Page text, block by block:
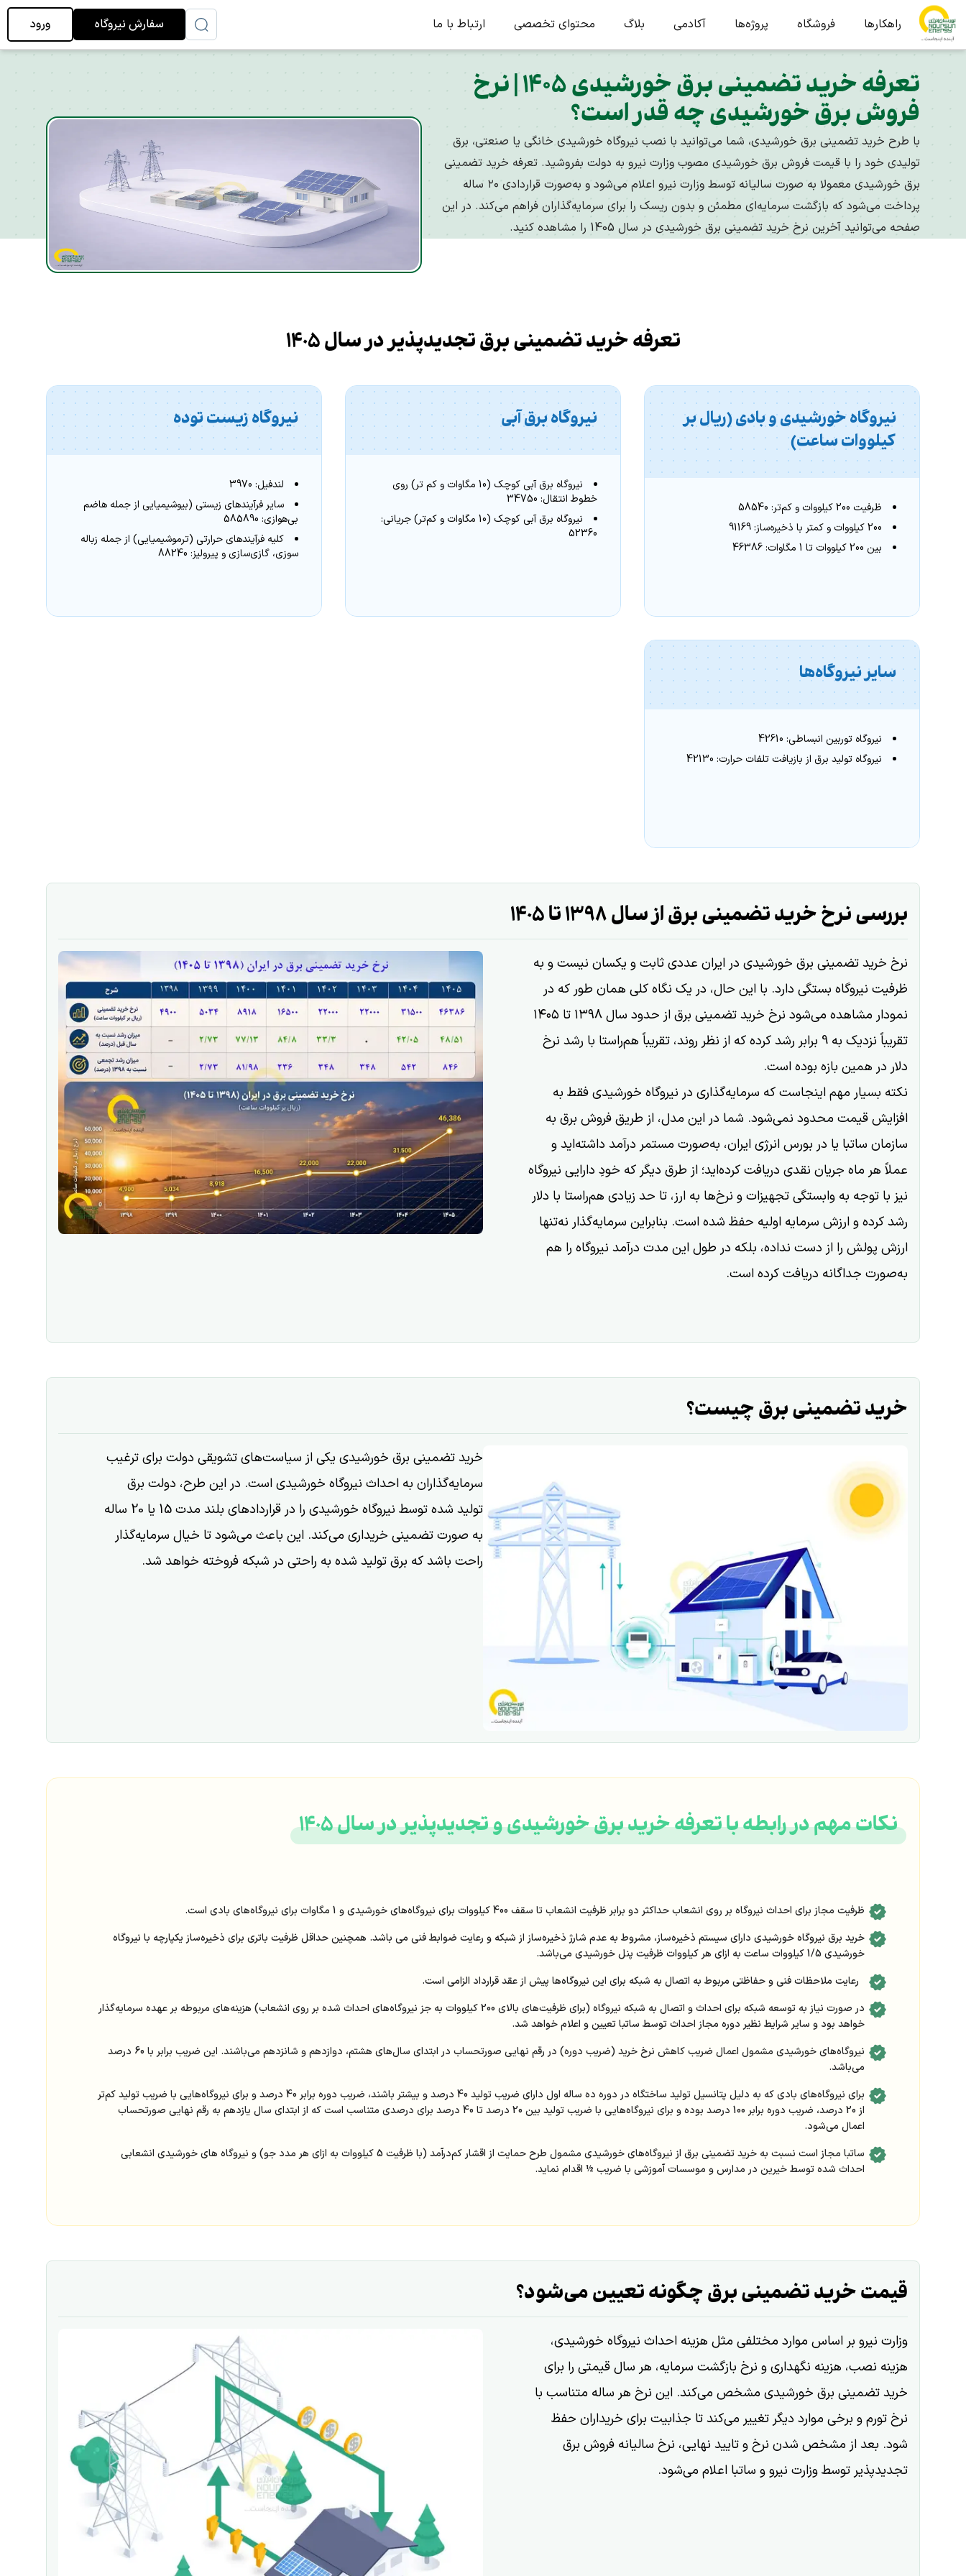
راهکارها فروشگاه پروژه‌ها آکادمی بلاگ محتوای تخصصی ارتباط با ما سفارش نیروگاه ورود
تعرفه خرید تضمینی برق خورشیدی ۱۴۰۵ | نرخ
فروش برق خورشیدی چه قدر است؟
با طرح خرید تضمینی برق خورشیدی، شما می‌توانید با نصب نیروگاه خورشیدی خانگی یا صنعتی، برق
تولیدی خود را با قیمت فروش برق خورشیدی مصوب وزارت نیرو به دولت بفروشید. تعرفه خرید تضمینی
برق خورشیدی معمولا به صورت سالیانه توسط وزارت نیرو اعلام می‌شود و به‌صورت قراردادی ۲۰ ساله
پرداخت می‌شود که بازگشت سرمایه‌ای مطمئن و بدون ریسک را برای سرمایه‌گذاران فراهم می‌کند. در این
صفحه می‌توانید آخرین نرخ خرید تضمینی برق خورشیدی در سال 1405 را مشاهده کنید.
تعرفه خرید تضمینی برق تجدیدپذیر در سال 1405
نیروگاه خورشیدی و بادی (ریال بر
کیلووات ساعت)
ظرفیت 200 کیلووات و کم‌تر: 58540
200 کیلووات و کمتر با ذخیره‌ساز: 91169
بین 200 کیلووات تا 1 مگاوات: 46386
نیروگاه برق آبی
نیروگاه برق آبی کوچک (10 مگاوات و کم تر) روی
خطوط انتقال: 34750
نیروگاه برق آبی کوچک (10 مگاوات و کم‌تر) جریانی:
52360
نیروگاه زیست توده
لندفیل: 3970
سایر فرآیندهای زیستی (بیوشیمیایی از جمله هاضم
بی‌هوازی: 585890
کلیه فرآیندهای حرارتی (ترموشیمیایی) از جمله زباله
سوزی، گازی‌سازی و پیرولیز: 88240
سایر نیروگاه‌ها
نیروگاه توربین انبساطی: 42610
نیروگاه تولید برق از بازیافت تلفات حرارت: 42130
بررسی نرخ خرید تضمینی برق از سال 1398 تا 1405
نرخ خرید تضمینی برق خورشیدی در ایران عددی ثابت و یکسان نیست و به
ظرفیت نیروگاه بستگی دارد. با این حال، در یک نگاه کلی همان طور که در
نمودار مشاهده می‌شود نرخ خرید تضمینی برق از حدود سال ۱۳۹۸ تا ۱۴۰۵
تقریباً نزدیک به 9 برابر رشد کرده که از نظر روند، تقریباً هم‌راستا با رشد نرخ
دلار در همین بازه بوده است.
نکته بسیار مهم اینجاست که سرمایه‌گذاری در نیروگاه خورشیدی فقط به
افزایش قیمت محدود نمی‌شود. شما در این مدل، از طریق فروش برق به
سازمان ساتبا یا در بورس انرژی ایران، به‌صورت مستمر درآمد داشته‌اید و
عملاً هر ماه جریان نقدی دریافت کرده‌اید؛ از طرق دیگر که خودِ دارایی نیروگاه
نیز با توجه به وابستگی تجهیزات و نرخ‌ها به ارز، تا حد زیادی هم‌راستا با دلار
رشد کرده و ارزش سرمایه اولیه حفظ شده است. بنابراین سرمایه‌گذار نه‌تنها
ارزش پولش را از دست نداده، بلکه در طول این مدت درآمد نیروگاه را هم
به‌صورت جداگانه دریافت کرده است.
خرید تضمینی برق چیست؟
خرید تضمینی برق خورشیدی یکی از سیاست‌های تشویقی دولت برای ترغیب
سرمایه‌گذاران به احداث نیروگاه خورشیدی است. در این طرح، دولت برق
تولید شده توسط نیروگاه خورشیدی را در قراردادهای بلند مدت 15 یا 20 ساله
به صورت تضمینی خریداری می‌کند. این باعث می‌شود تا خیال سرمایه‌گذار
راحت باشد که برق تولید شده به راحتی در شبکه فروخته خواهد شد.
نکات مهم در رابطه با تعرفه خرید برق خورشیدی و تجدیدپذیر در سال 1405
ظرفیت مجاز برای احداث نیروگاه بر روی انشعاب حداکثر دو برابر ظرفیت انشعاب تا سقف 400 کیلووات برای نیروگاه‌های خورشیدی و 1 مگاوات برای نیروگاه‌های بادی است.
خرید برق نیروگاه خورشیدی دارای سیستم ذخیره‌ساز، مشروط به عدم شارژ ذخیره‌ساز از شبکه و رعایت ضوابط فنی می باشد. همچنین حداقل ظرفیت باتری برای ذخیره‌ساز یکپارچه با نیروگاه
خورشیدی 1/5 کیلووات ساعت به ازای هر کیلووات ظرفیت پنل خورشیدی می‌باشد.
رعایت ملاحظات فنی و حفاظتی مربوط به اتصال به شبکه برای این نیروگاه‌ها پیش از عقد قرار‌داد الزامی است.
در صورت نیاز به توسعه شبکه برای احداث و اتصال به شبکه نیروگاه (برای ظرفیت‌های بالای 200 کیلووات به جز نیروگاه‌های احداث شده بر روی انشعاب) هزینه‌های مربوطه بر عهده سرمایه‌گذار
خواهد بود و سایر شرایط نظیر دوره مجاز احداث توسط ساتبا تعیین و اعلام خواهد شد.
نیروگاه‌های خورشیدی مشمول اعمال ضریب کاهش نرخ خرید (ضریب دوره) در رقم نهایی صورتحساب در ابتدای سال‌های هشتم، دوازدهم و شانزدهم می‌باشند. این ضریب برابر با 60 درصد
می‌باشد.
برای نیروگاه‌های بادی که به دلیل پتانسیل تولید ساختگاه در دوره ده ساله اول دارای ضریب تولید 40 درصد و بیشتر باشند، ضریب دوره برابر 40 درصد و برای نیروگاه‌هایی با ضریب تولید کم‌تر
از 20 درصد، ضریب دوره برابر 100 درصد بوده و برای نیروگاه‌هایی با ضریب تولید بین 20 درصد تا 40 درصد برای درصدی متناسب است که از ابتدای سال یازدهم به رقم نهایی صورتحساب
اعمال می‌شود.
ساتبا مجاز است نسبت به خرید تضمینی برق از نیروگاه‌های خورشیدی مشمول طرح حمایت از اقشار کم‌در‌آمد (با ظرفیت 5 کیلووات به ازای هر مدد جو) و نیروگاه های خورشیدی انشعابی
احداث شده توسط خیرین در مدارس و موسسات آموزشی با ضریب ½ اقدام نماید.
قیمت خرید تضمینی برق چگونه تعیین می‌شود؟
وزارت نیرو بر اساس موارد مختلفی مثل هزینه احداث نیروگاه خورشیدی،
هزینه نصب، هزینه نگهداری و نرخ بازگشت سرمایه، هر سال قیمتی را برای
خرید تضمینی برق خورشیدی مشخص می‌کند. این نرخ هر ساله متناسب با
نرخ تورم و برخی موارد دیگر تغییر می‌کند تا جذابیت برای خریداران حفظ
شود. بعد از مشخص شدن نرخ و تایید نهایی، نرخ سالیانه فروش برق
تجدیدپذیر توسط وزارت نیرو و ساتبا اعلام می‌شود.